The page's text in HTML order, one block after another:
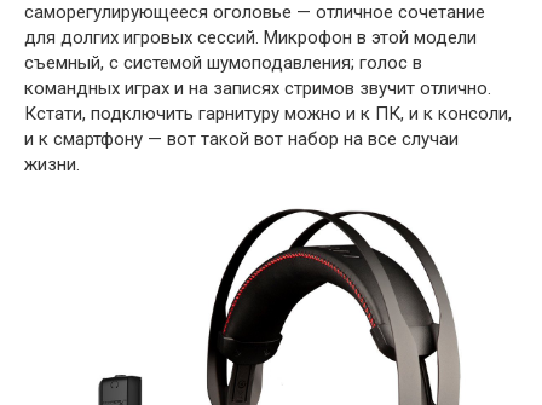
саморегулирующееся оголовье — отличное сочетание
для долгих игровых сессий. Микрофон в этой модели
съемный, с системой шумоподавления; голос в
командных играх и на записях стримов звучит отлично.
Кстати, подключить гарнитуру можно и к ПК, и к консоли,
и к смартфону — вот такой вот набор на все случаи
жизни.